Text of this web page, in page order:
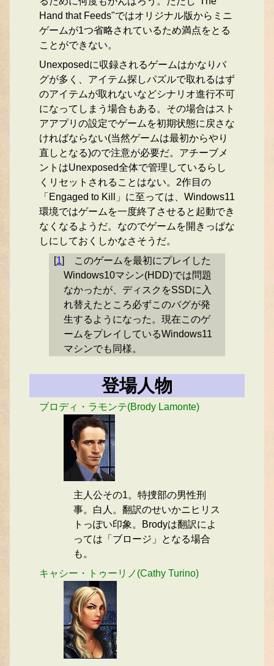
Hand that Feeds"ではオリジナル版からミニ
ゲームが1つ省略されているため満点をとる
ことができない。
Unexposedに収録されるゲームはかなりバ
グが多く、アイテム探しパズルで取れるはず
のアイテムが取れないなどシナリオ進行不可
になってしまう場合もある。その場合はスト
アアプリの設定でゲームを初期状態に戻さな
ければならない(当然ゲームは最初からやり
直しとなる)ので注意が必要だ。アチーブメ
ントはUnexposed全体で管理しているらし
くリセットされることはない。2作目の
「Engaged to Kill」に至っては、Windows11
環境ではゲームを一度終了させると起動でき
なくなるようだ。なのでゲームを開きっぱな
しにしておくしかなさそうだ。
[1]
このゲームを最初にプレイした
Windows10マシン(HDD)では問題
なかったが、ディスクをSSDに入
れ替えたところ必ずこのバグが発
生するようになった。現在このゲ
ームをプレイしているWindows11
マシンでも同様。
登場人物
ブロディ・ラモンテ(Brody Lamonte)
主人公その1。特捜部の男性刑
事。白人。翻訳のせいかニヒリス
トっぽい印象。Brodyは翻訳によ
っては「ブロージ」となる場合
も。
キャシー・トゥーリノ(Cathy Turino)